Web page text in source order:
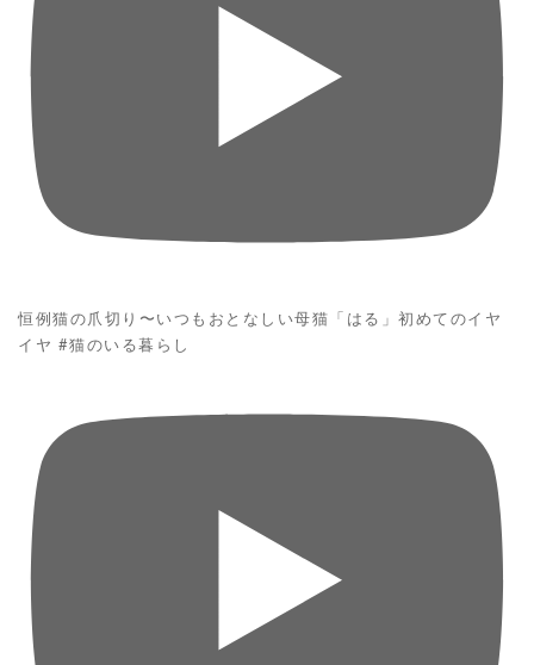
恒例猫の爪切り〜いつもおとなしい母猫「はる」初めてのイヤ
イヤ #猫のいる暮らし